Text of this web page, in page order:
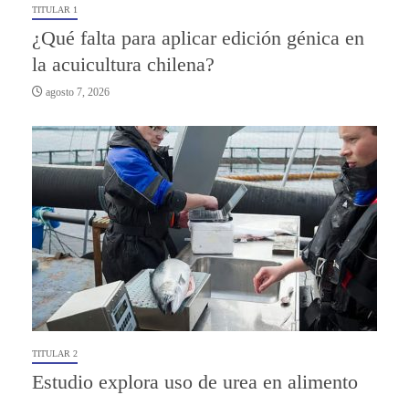
TITULAR 1
¿Qué falta para aplicar edición génica en
la acuicultura chilena?
agosto 7, 2026
TITULAR 2
Estudio explora uso de urea en alimento